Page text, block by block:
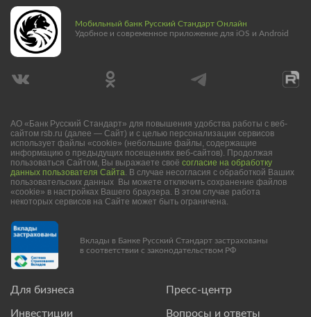
Для бизнеса
Инвестиции
Пресс-центр
Вопросы и ответы
Мобильный банк Русский Стандарт Онлайн
Удобное и современное приложение для iOS и Android
АО «Банк Русский Стандарт» для повышения удобства работы с веб-
сайтом rsb.ru (далее — Сайт) и с целью персонализации сервисов
использует файлы «cookie» (небольшие файлы, содержащие
информацию о предыдущих посещениях веб-сайтов). Продолжая
пользоваться Сайтом, Вы выражаете своё согласие на обработку
данных пользователя Сайта. В случае несогласия с обработкой Ваших
пользовательских данных Вы можете отключить сохранение файлов
«cookie» в настройках Вашего браузера. В этом случае работа
некоторых сервисов на Сайте может быть ограничена.
Вклады в Банке Русский Стандарт застрахованы
в соответствии с законодательством РФ